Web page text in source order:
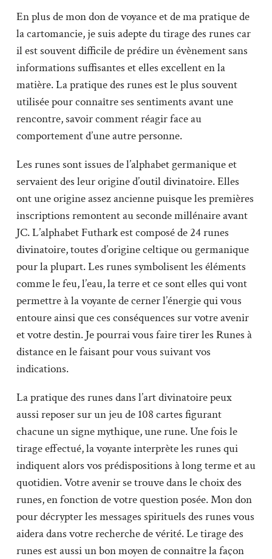
En plus de mon don de voyance et de ma pratique de
la cartomancie, je suis adepte du tirage des runes car
il est souvent difficile de prédire un évènement sans
informations suffisantes et elles excellent en la
matière. La pratique des runes est le plus souvent
utilisée pour connaître ses sentiments avant une
rencontre, savoir comment réagir face au
comportement d’une autre personne.
Les runes sont issues de l’alphabet germanique et
servaient des leur origine d’outil divinatoire. Elles
ont une origine assez ancienne puisque les premières
inscriptions remontent au seconde millénaire avant
JC. L’alphabet Futhark est composé de 24 runes
divinatoire, toutes d’origine celtique ou germanique
pour la plupart. Les runes symbolisent les éléments
comme le feu, l’eau, la terre et ce sont elles qui vont
permettre à la voyante de cerner l’énergie qui vous
entoure ainsi que ces conséquences sur votre avenir
et votre destin. Je pourrai vous faire tirer les Runes à
distance en le faisant pour vous suivant vos
indications.
La pratique des runes dans l’art divinatoire peux
aussi reposer sur un jeu de 108 cartes figurant
chacune un signe mythique, une rune. Une fois le
tirage effectué, la voyante interprète les runes qui
indiquent alors vos prédispositions à long terme et au
quotidien. Votre avenir se trouve dans le choix des
runes, en fonction de votre question posée. Mon don
pour décrypter les messages spirituels des runes vous
aidera dans votre recherche de vérité. Le tirage des
runes est aussi un bon moyen de connaître la façon